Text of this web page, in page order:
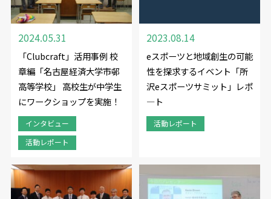
2024.05.31
「Clubcraft」活用事例 校
章編「名古屋経済大学市邨
高等学校」 高校生が中学生
にワークショップを実施！
インタビュー
活動レポート
2023.08.14
eスポーツと地域創生の可能
性を探求するイベント「所
沢eスポーツサミット」レポ
―ト
活動レポート